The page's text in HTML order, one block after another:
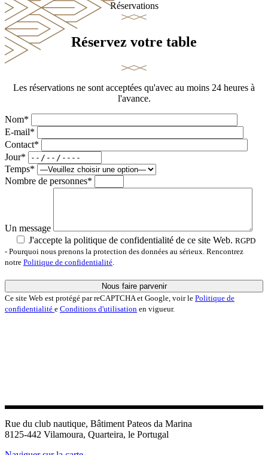
Réservations
Réservez votre table
Les réservations ne sont acceptées qu'avec au moins 24 heures à
l'avance.
Nom*
E-mail*
Contact*
Jour*
Temps*
Nombre de personnes*
Un message
J'accepte la politique de confidentialité de ce site Web. RGPD
- Pourquoi nous prenons la protection des données au sérieux. Rencontrez
notre Politique de confidentialité
Nous faire parvenir
Ce site Web est protégé par reCAPTCHA et Google, voir le Politique de
confidentialité e Conditions d'utilisation en vigueur.
Rue du club nautique, Bâtiment Pateos da Marina
8125-442 Vilamoura, Quarteira, le Portugal